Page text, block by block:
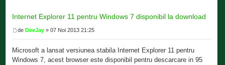
Internet Explorer 11 pentru Windows 7 disponibil la download
deDeeJay » 07 Noi 2013 21:25
Microsoft a lansat versiunea stabila Internet Explorer 11 pentru
Windows 7, acest browser este disponibil pentru descarcare in 95